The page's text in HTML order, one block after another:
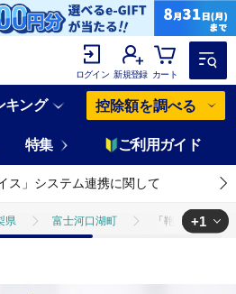
ログイン 新規登録 カート
キング 控除額を調べる
特集 ご利用ガイド
ス」システム連携に関して
県 富士河口湖町 「鞄工房 香」
+1